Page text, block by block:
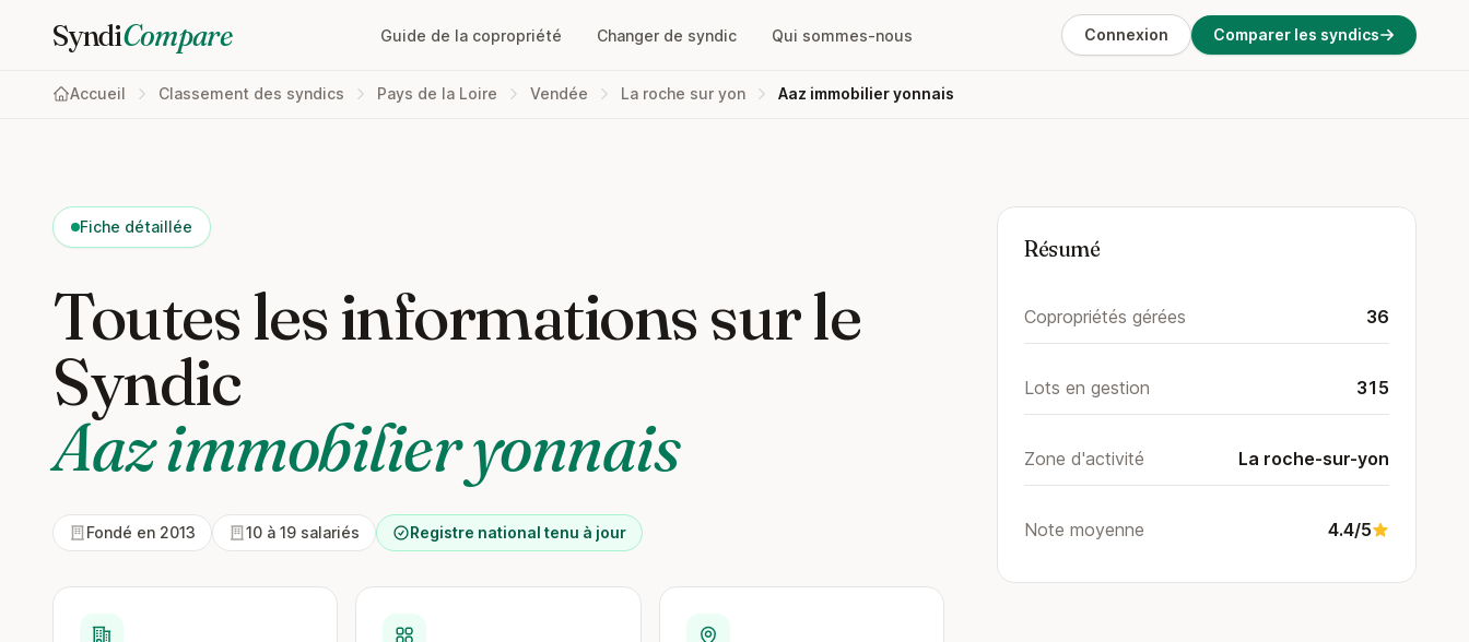
SyndiCompare Guide de la copropriété Changer de syndic Qui sommes-nous Connexion Comparer les syndics
Accueil Classement des syndics Pays de la Loire Vendée La roche sur yon Aaz immobilier yonnais
Fiche détaillée
Toutes les informations sur le
Syndic
Aaz immobilier yonnais
Fondé en 2013 10 à 19 salariés Registre national tenu à jour
Résumé
Copropriétés gérées 36
Lots en gestion 315
Zone d'activité La roche-sur-yon
Note moyenne 4.4/5